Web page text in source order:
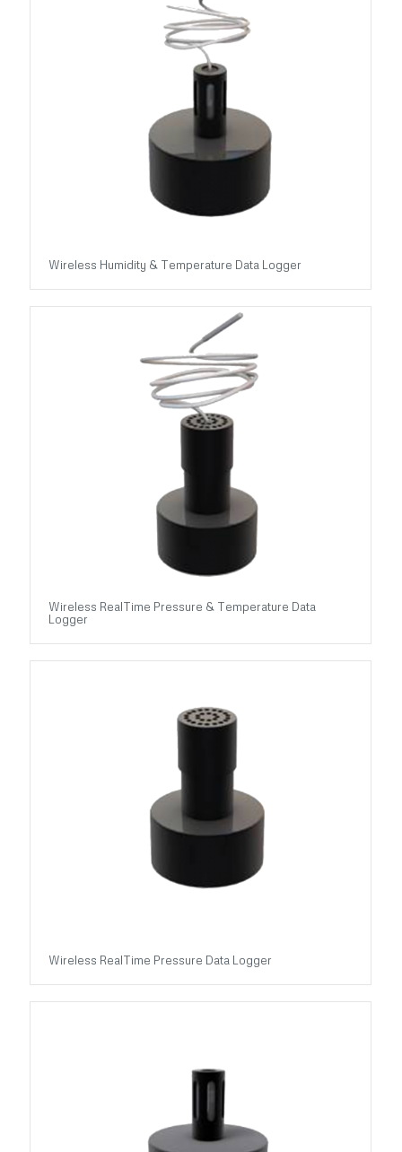
Wireless Humidity & Temperature Data Logger
Wireless RealTime Pressure & Temperature Data
Logger
Wireless RealTime Pressure Data Logger